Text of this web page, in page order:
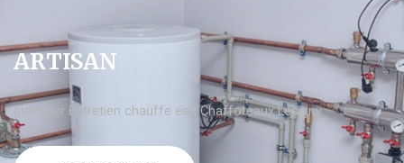
ARTISAN
plombier Entretien chauffe eau Chaffoteaux Lésigny